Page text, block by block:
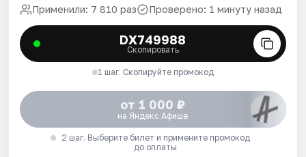
Применили: 7 810 раз Проверено: 1 минуту назад
DX749988
Скопировать
1 шаг. Скопируйте промокод
от 1 000 ₽
на Яндекс Афише
2 шаг. Выберите билет и примените промокод
до оплаты